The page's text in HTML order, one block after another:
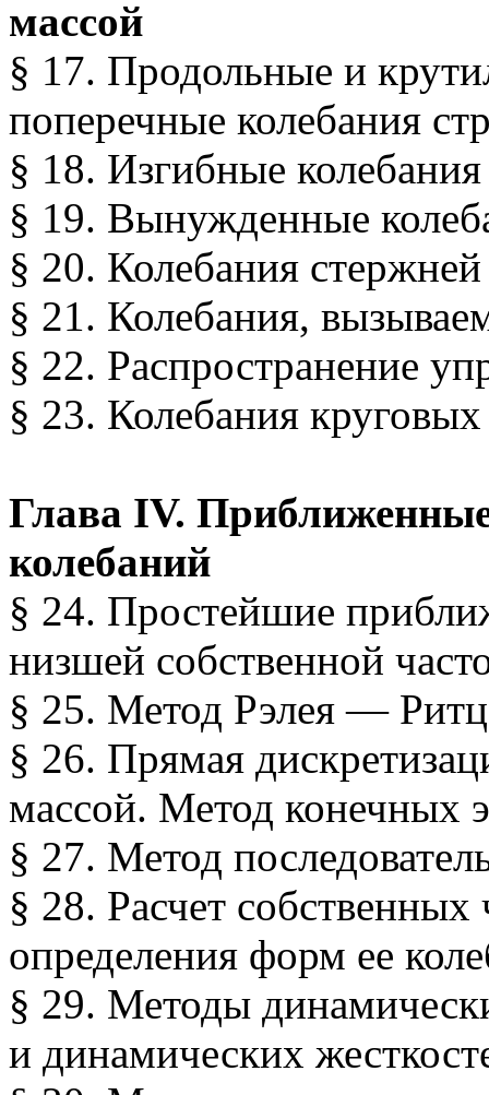
массой
§ 17. Продольные и
поперечные колебания
§ 18. Изгибные
§ 19. Вынужденные
§ 20. Колебания
§ 21. Колебания,
§ 22. Распространение
§ 23. Колебания круговых
Глава IV.
колебаний
§ 24. Простейшие
низшей собственной
§ 25. Метод Рэлея —
§ 26. Прямая
массой. Метод конечных
§ 27. Метод
§ 28. Расчет собственных
определения форм ее
§ 29. Методы
и динамических